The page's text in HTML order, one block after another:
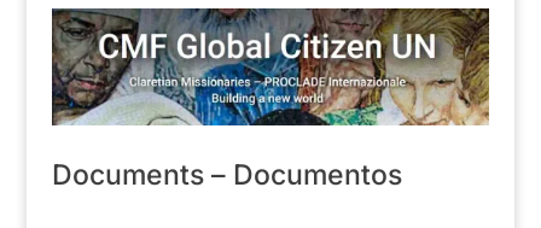
Documents – Documentos